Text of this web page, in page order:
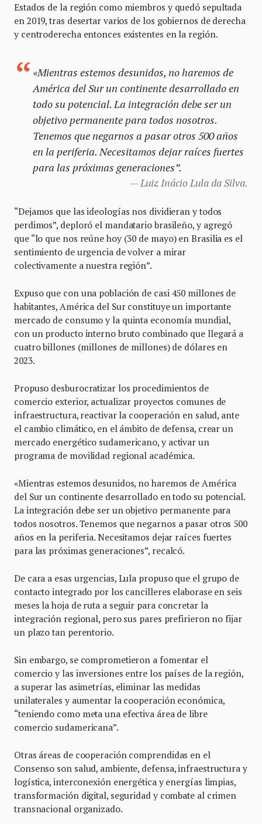
Estados de la región como miembros y quedó sepultada
en 2019, tras desertar varios de los gobiernos de derecha
y centroderecha entonces existentes en la región.
«Mientras estemos desunidos, no haremos de
América del Sur un continente desarrollado en
todo su potencial. La integración debe ser un
objetivo permanente para todos nosotros.
Tenemos que negarnos a pasar otros 500 años
en la periferia. Necesitamos dejar raíces fuertes
para las próximas generaciones”.
Luiz Inácio Lula da Silva.
“Dejamos que las ideologías nos dividieran y todos
perdimos”, deploró el mandatario brasileño, y agregó
que “lo que nos reúne hoy (30 de mayo) en Brasilia es el
sentimiento de urgencia de volver a mirar
colectivamente a nuestra región”.
Expuso que con una población de casi 450 millones de
habitantes, América del Sur constituye un importante
mercado de consumo y la quinta economía mundial,
con un producto interno bruto combinado que llegará a
cuatro billones (millones de millones) de dólares en
2023.
Propuso desburocratizar los procedimientos de
comercio exterior, actualizar proyectos comunes de
infraestructura, reactivar la cooperación en salud, ante
el cambio climático, en el ámbito de defensa, crear un
mercado energético sudamericano, y activar un
programa de movilidad regional académica.
«Mientras estemos desunidos, no haremos de América
del Sur un continente desarrollado en todo su potencial.
La integración debe ser un objetivo permanente para
todos nosotros. Tenemos que negarnos a pasar otros 500
años en la periferia. Necesitamos dejar raíces fuertes
para las próximas generaciones”, recalcó.
De cara a esas urgencias, Lula propuso que el grupo de
contacto integrado por los cancilleres elaborase en seis
meses la hoja de ruta a seguir para concretar la
integración regional, pero sus pares prefirieron no fijar
un plazo tan perentorio.
Sin embargo, se comprometieron a fomentar el
comercio y las inversiones entre los países de la región,
a superar las asimetrías, eliminar las medidas
unilaterales y aumentar la cooperación económica,
“teniendo como meta una efectiva área de libre
comercio sudamericana”.
Otras áreas de cooperación comprendidas en el
Consenso son salud, ambiente, defensa, infraestructura y
logística, interconexión energética y energías limpias,
transformación digital, seguridad y combate al crimen
transnacional organizado.